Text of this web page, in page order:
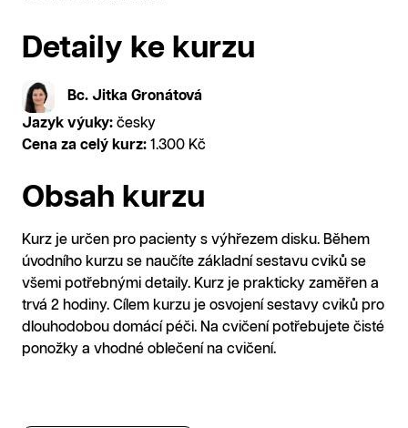
Detaily ke kurzu
Bc. Jitka Gronátová
Jazyk výuky: česky
Cena za celý kurz: 1.300 Kč
Obsah kurzu
Kurz je určen pro pacienty s výhřezem disku. Během
úvodního kurzu se naučíte základní sestavu cviků se
všemi potřebnými detaily. Kurz je prakticky zaměřen a
trvá 2 hodiny. Cílem kurzu je osvojení sestavy cviků pro
dlouhodobou domácí péči. Na cvičení potřebujete čisté
ponožky a vhodné oblečení na cvičení.